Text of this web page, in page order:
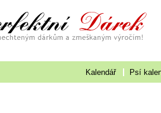
Kalendář Psí